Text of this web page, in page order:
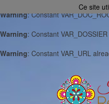
Warning: Constant
Warning: Constant
Warning: Constant VAR_URL
Ce site